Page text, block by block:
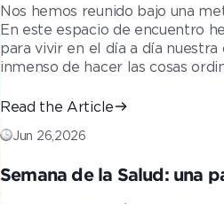
Nos hemos reunido bajo una
En este espacio de encuentro
para vivir en el día a día
inmenso de hacer las cosas
Read the Article
Jun 26,2026
Semana de la Salud: una